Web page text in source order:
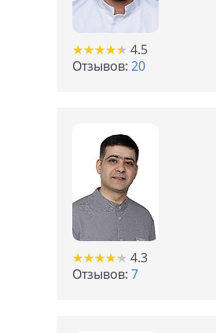
★★★★★
★★★★★ 4.5
Отзывов: 20
★★★★★
★★★★★ 4.3
Отзывов: 7